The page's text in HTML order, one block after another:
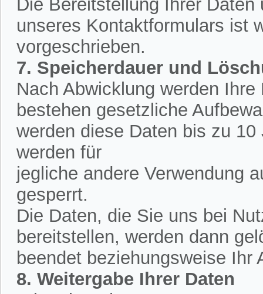
Die Bereitstellung Ihrer
unseres Kontaktformulars ist
vorgeschrieben.
7. Speicherdauer und
Nach Abwicklung werden
bestehen gesetzliche
werden diese Daten bis zu
werden für
jegliche andere Verwendung
gesperrt.
Die Daten, die Sie uns bei
bereitstellen, werden dann
beendet beziehungsweise
8. Weitergabe Ihrer Daten